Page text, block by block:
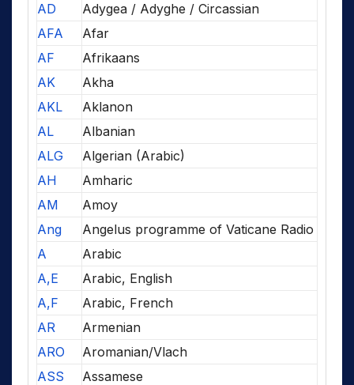
AD
Adygea / Adyghe / Circassian
AFA
Afar
AF
Afrikaans
AK
Akha
AKL
Aklanon
AL
Albanian
ALG
Algerian (Arabic)
AH
Amharic
AM
Amoy
Ang
Angelus programme of Vaticane Radio
A
Arabic
A,E
Arabic, English
A,F
Arabic, French
AR
Armenian
ARO
Aromanian/Vlach
ASS
Assamese